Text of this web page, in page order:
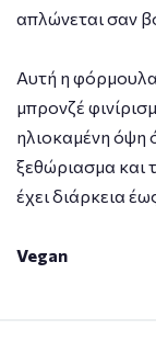
απλώνεται σαν
Αυτή η
μπρονζέ
ηλιοκαμένη όψη
ξεθώριασμα
έχει διάρκεια
Vegan